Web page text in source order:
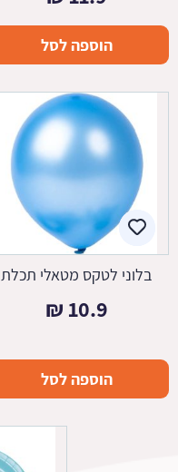
הוספה לסל
בלוני לטקס מטאלי תכלת
10.9
₪
הוספה לסל